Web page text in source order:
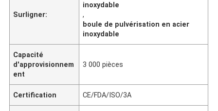
Surligner:
inoxydable
,
boule de pulvérisation en acier
inoxydable
Capacité
d'approvisionnem
ent
3 000 pièces
Certification CE/FDA/ISO/3A